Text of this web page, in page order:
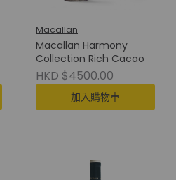
Macallan
Macallan Harmony
Collection Rich Cacao
HKD $4500.00
加入購物車